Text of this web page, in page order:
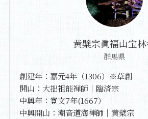
黄檗宗眞福山宝
群馬県
創建年：嘉元4年（1306）※草創
開山：大拙祖能禅師｜臨済宗
中興年：寛文7年(1667）
中興開山：潮音道海禅師｜黄檗宗